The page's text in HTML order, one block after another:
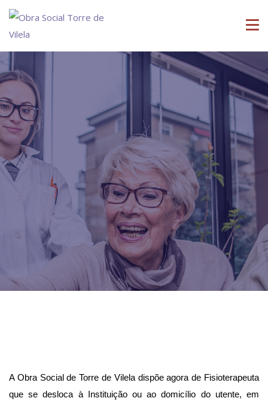
A Obra Social de Torre de Vilela dispõe agora de Fisioterapeuta
que se desloca à Instituição ou ao domicílio do utente, em